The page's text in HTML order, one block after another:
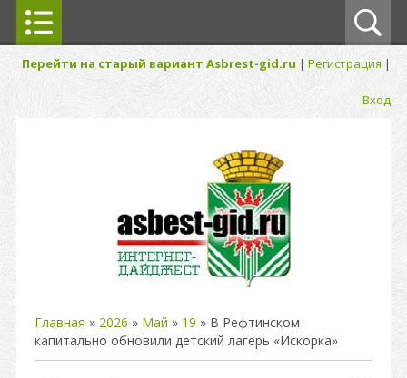
Перейти на старый вариант Asbrest-gid.ru | Регистрация |
Вход
Главная » 2026 » Май » 19 » В Рефтинском
капитально обновили детский лагерь «Искорка»